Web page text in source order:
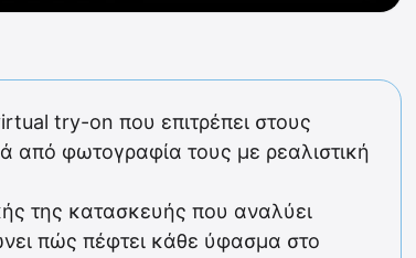
try-on που επιτρέπει στους
φωτογραφία τους με ρεαλιστική
της κατασκευής που αναλύει
πώς πέφτει κάθε ύφασμα στο